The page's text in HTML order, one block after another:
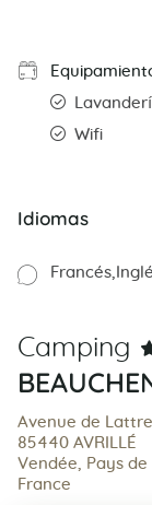
Wifi
Idiomas
Francés
Camping
Avenue de
85440 AVRILLÉ
Vendée, Pays
France